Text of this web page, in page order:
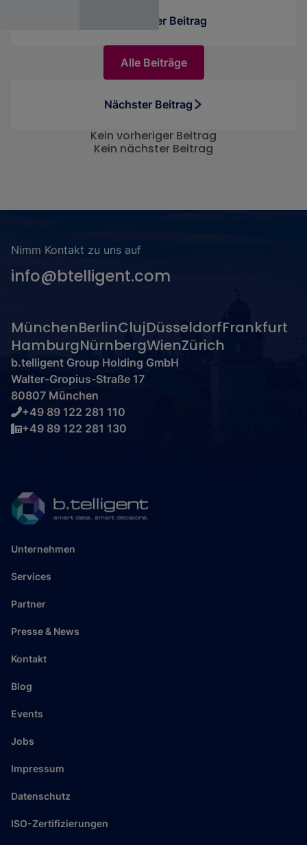
Vorheriger Beitrag
Alle Beiträge
Nächster Beitrag
Kein vorheriger Beitrag
Kein nächster Beitrag
Nimm Kontakt zu uns auf
info@btelligent.com
MünchenBerlinClujDüsseldorfFrankfurt
HamburgNürnbergWienZürich
b.telligent Group Holding GmbH
Walter-Gropius-Straße 17
80807 München
+49 89 122 281 110
+49 89 122 281 130
Unternehmen
Services
Partner
Presse & News
Kontakt
Blog
Events
Jobs
Impressum
Datenschutz
ISO-Zertifizierungen